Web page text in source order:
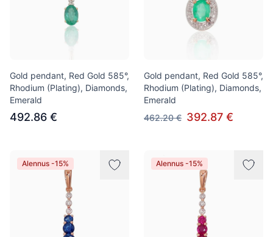
Gold pendant, Red Gold 585°,
Rhodium (Plating), Diamonds,
Emerald
492.86 €
Gold pendant, Red Gold 585°,
Rhodium (Plating), Diamonds,
Emerald
462.20 € 392.87 €
Alennus -15% Alennus -15%